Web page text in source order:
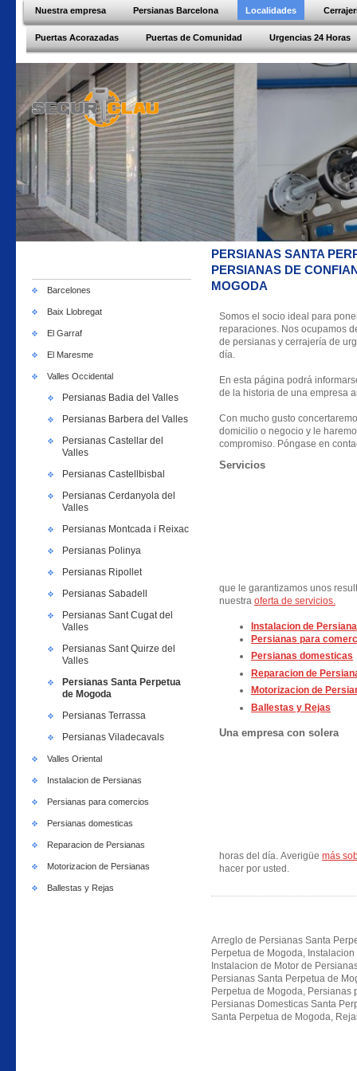
Nuestra empresa Persianas Barcelona Localidades
Puertas Acorazadas Puertas de Comunidad Urgencias 24 Horas
Barcelones
Baix Llobregat
El Garraf
El Maresme
Valles Occidental
Persianas Badia del Valles
Persianas Barbera del Valles
Persianas Castellar del
Valles
Persianas Castellbisbal
Persianas Cerdanyola del
Valles
Persianas Montcada i Reixac
Persianas Polinya
Persianas Ripollet
Persianas Sabadell
Persianas Sant Cugat del
Valles
Persianas Sant Quirze del
Valles
Persianas Santa Perpetua
de Mogoda
Persianas Terrassa
Persianas Viladecavals
Valles Oriental
Instalacion de Persianas
Persianas para comercios
Persianas domesticas
Reparacion de Persianas
Motorizacion de Persianas
Ballestas y Rejas
PERSIANAS SANTA
PERSIANAS DE
MOGODA
Somos el socio ideal para
reparaciones. Nos ocupamos
de persianas y cerrajería de
día.
En esta página podrá
de la historia de una empresa
Con mucho gusto
domicilio o negocio y le
compromiso. Póngase en
Servicios
que le garantizamos unos
nuestra oferta de servicios.
Instalacion de Persiana
Persianas para
Persianas domesticas
Reparacion de
Motorizacion de
Ballestas y Rejas
Una empresa con solera
horas del día. Averigüe más
hacer por usted.
Arreglo de Persianas Santa
Perpetua de Mogoda,
Instalacion de Motor de
Persianas Santa Perpetua de
Perpetua de Mogoda, Persianas
Persianas Domesticas Santa
Santa Perpetua de Mogoda,